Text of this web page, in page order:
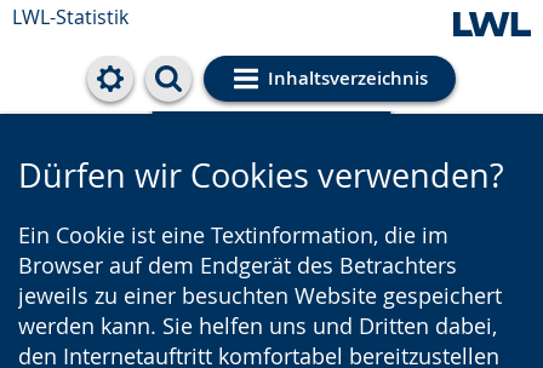
LWL-Statistik
Inhaltsverzeichnis
Cookie-Einstellungen
Dürfen wir Cookies verwenden?
Ein Cookie ist eine Textinformation, die im
Browser auf dem Endgerät des Betrachters
jeweils zu einer besuchten Website gespeichert
werden kann. Sie helfen uns und Dritten dabei,
den Internetauftritt komfortabel bereitzustellen